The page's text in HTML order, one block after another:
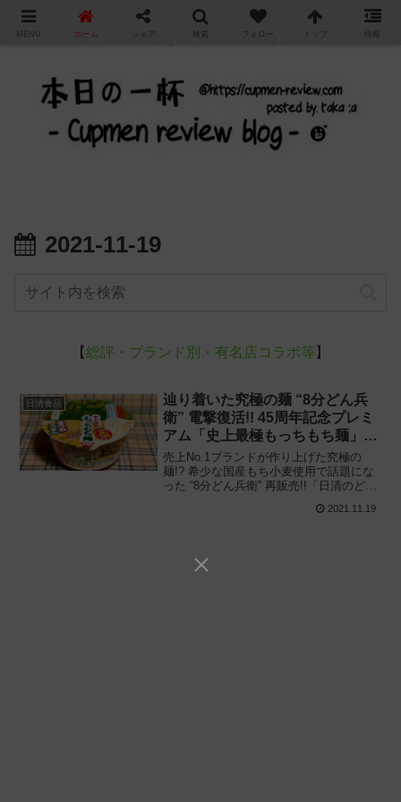
カップ麺の新商品をレビュー / アレンジするブログ
2021-11-19
【総評・ブランド別・有名店コラボ等 】
日清食品
辿り着いた究極の麺 “8分どん兵
衛” 電撃復活!! 45周年記念プレミ
アム「史上最極もっちもち麺」期
間限定で再登場
売上No.1ブランドが作り上げた究極の
麺!? 希少な国産もち小麦使用で話題にな
った “8分どん兵衛” 再販売!!「日清のどん
史上最極（ごく）もっちもち麺」を食べ
2021.11.19
MENU ホーム シェア 検索 フォロー トップ 情報